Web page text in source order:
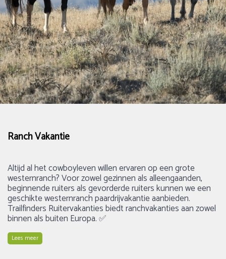
Ranch Vakantie
Altijd al het cowboyleven willen ervaren op een grote
westernranch? Voor zowel gezinnen als alleengaanden,
beginnende ruiters als gevorderde ruiters kunnen we een
geschikte westernranch paardrijvakantie aanbieden.
Trailfinders Ruitervakanties biedt ranchvakanties aan zowel
binnen als buiten Europa. ✅
Lees meer